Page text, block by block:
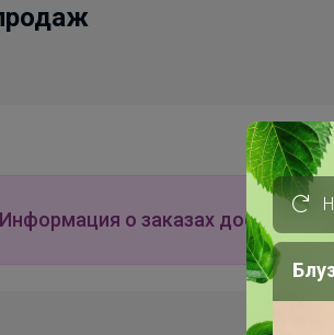
Информация о заказах доступна